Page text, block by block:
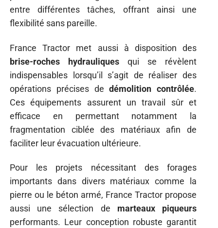
entre différentes tâches, offrant ainsi une
flexibilité sans pareille.
France Tractor met aussi à disposition des
brise-roches hydrauliques qui se révèlent
indispensables lorsqu’il s’agit de réaliser des
opérations précises dedémolition contrôlée.
Ces équipements assurent un travail sûr et
efficace en permettant notamment la
fragmentation ciblée des matériaux afin de
faciliter leur évacuation ultérieure.
Pour les projets nécessitant des forages
importants dans divers matériaux comme la
pierre ou le béton armé, France Tractor propose
aussi une sélection de marteaux piqueurs
performants. Leur conception robuste garantit